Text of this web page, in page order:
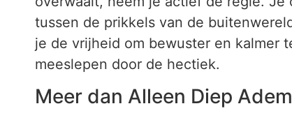
tussen de prikkels van de
je de vrijheid om bewuster en kalmer
meeslepen door de hectiek.
Meer dan Alleen Diep